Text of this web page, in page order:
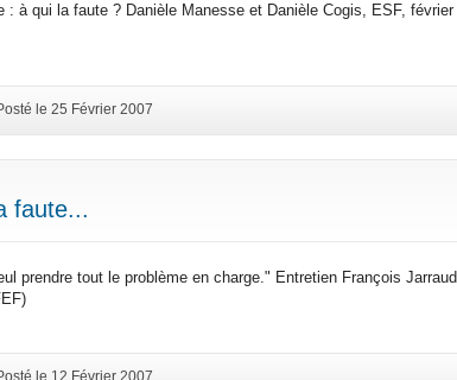
: à qui la faute ? Danièle Manesse et Danièle Cogis, ESF, février
le 25 Février 2007
faute...
prendre tout le problème en charge." Entretien François Jarraud
le 12 Février 2007